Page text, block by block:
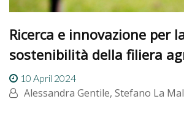
Ricerca e innovazione per
sostenibilità della filiera
10 April 2024
Alessandra Gentile, Stefano La